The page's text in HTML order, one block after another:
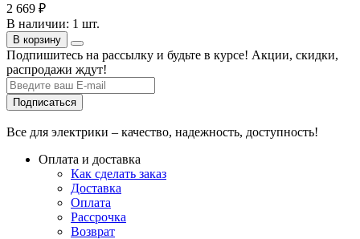
2 669 ₽
В наличии: 1 шт.
В корзину
Подпишитесь на рассылку и будьте в курсе! Акции, скидки,
распродажи ждут!
Подписаться
Все для электрики – качество, надежность, доступность!
Оплата и доставка
Как сделать заказ
Доставка
Оплата
Рассрочка
Возврат